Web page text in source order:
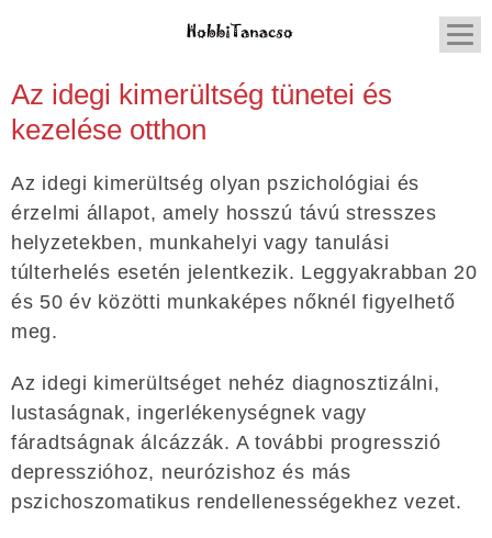
Az idegi kimerültség tünetei és
kezelése otthon
Az idegi kimerültség olyan pszichológiai és
érzelmi állapot, amely hosszú távú stresszes
helyzetekben, munkahelyi vagy tanulási
túlterhelés esetén jelentkezik. Leggyakrabban 20
és 50 év közötti munkaképes nőknél figyelhető
meg.
Az idegi kimerültséget nehéz diagnosztizálni,
lustaságnak, ingerlékenységnek vagy
fáradtságnak álcázzák. A további progresszió
depresszióhoz, neurózishoz és más
pszichoszomatikus rendellenességekhez vezet.